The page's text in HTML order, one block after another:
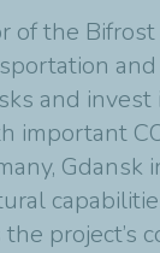
of the
and
important
project’s